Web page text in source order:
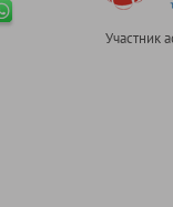
Участник